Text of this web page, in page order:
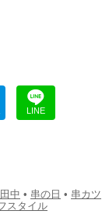
LINE
中 • 串の日 • 串カツ
スタイル